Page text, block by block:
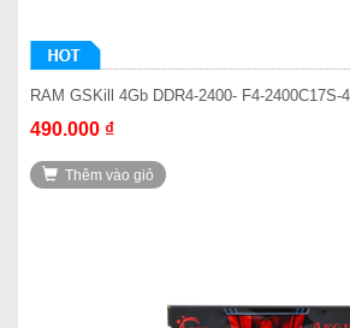
RAM GSKill 4Gb DDR4-2400- F4-2400C17S-
490.000 ₫
Thêm vào giỏ